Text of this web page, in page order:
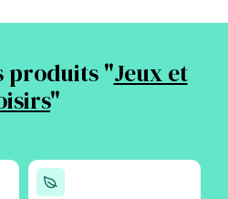
produits "Jeux et
"